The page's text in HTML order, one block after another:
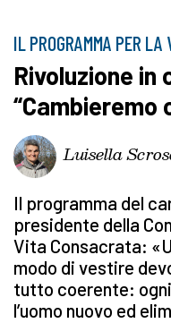
IL PROGRAMMA PER LA
Rivoluzione in
“Cambieremo
Luisella
Il programma del
presidente della
Vita Consacrata:
modo di vestire
tutto coerente:
l’uomo nuovo ed